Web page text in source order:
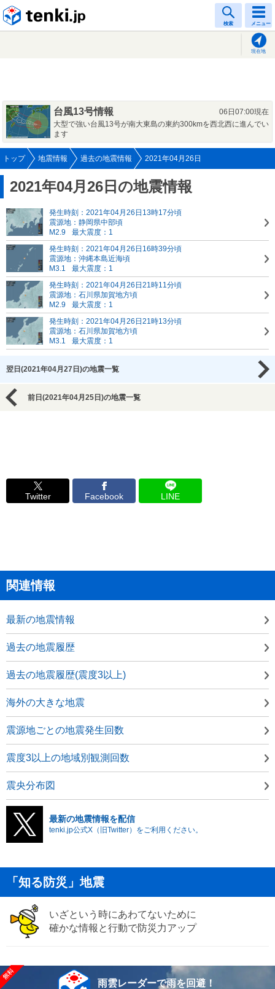
検索 メニュー
現在地
台風13号情報
06日07:00現在
大型で強い台風13号が南大東島の東約300kmを西北西に進んでい
ます
トップ 地震情報 過去の地震情報 2021年04月26日
2021年04月26日の地震情報
発生時刻：2021年04月26日13時17分頃
震源地：静岡県中部頃
M2.9
最大震度：1
発生時刻：2021年04月26日16時39分頃
震源地：沖縄本島近海頃
M3.1
最大震度：1
発生時刻：2021年04月26日21時11分頃
震源地：石川県加賀地方頃
M2.9
最大震度：1
発生時刻：2021年04月26日21時13分頃
震源地：石川県加賀地方頃
M3.1
最大震度：1
翌日(2021年04月27日)の地震一覧
前日(2021年04月25日)の地震一覧
Twitter Facebook LINE
関連情報
最新の地震情報
過去の地震履歴
過去の地震履歴(震度3以上)
海外の大きな地震
震源地ごとの地震発生回数
震度3以上の地域別観測回数
震央分布図
最新の地震情報を配信
tenki.jp公式X（旧Twitter）をご利用ください。
「知る防災」地震
いざという時にあわてないために
確かな情報と行動で防災力アップ
雨雲レーダーで雨を回避！